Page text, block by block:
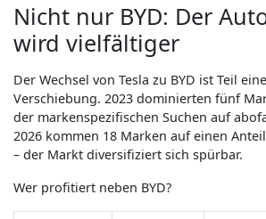
Nicht nur BYD: Der
wird vielfältiger
Der Wechsel von Tesla zu BYD ist Teil
Verschiebung. 2023 dominierten fünf
der markenspezifischen Suchen auf
2026 kommen 18 Marken auf einen
– der Markt diversifiziert sich spürbar.
Wer profitiert neben BYD?